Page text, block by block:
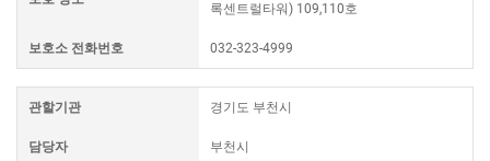
록센트럴타워) 109,110호
보호소 전화번호 032-323-4999
관할기관 경기도 부천시
담당자 부천시